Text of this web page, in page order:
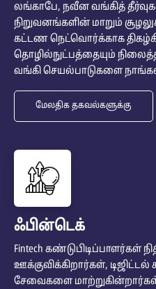
லங்காபே, நவீன வங்கித்
நிறுவனங்களின் மாறும்
கட்டண நெட்வொர்க்காக
தொழில்நுட்பத்தையும்
வங்கி செயல்பாடுகளை
மேலதிக தகவல்களுக்கு
ஃபின்டெக்
Fintech கண்டுபிடிப்பாளர்கள்
ஊக்குவிக்கிறார்கள், டிஜிட்டல்
சேவைகளை மாற்றுகின்றார்கள்.